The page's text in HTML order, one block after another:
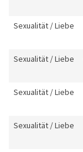
Sexualität / Liebe
Sexualität / Liebe
Sexualität / Liebe
Sexualität / Liebe